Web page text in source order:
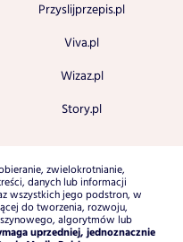
Przyslijprzepis.pl
Viva.pl
Wizaz.pl
Story.pl
zwielokrotnianie,
danych lub informacji
wszystkich jego podstron, w
do tworzenia, rozwoju,
algorytmów lub
uprzedniej, jednoznacznie